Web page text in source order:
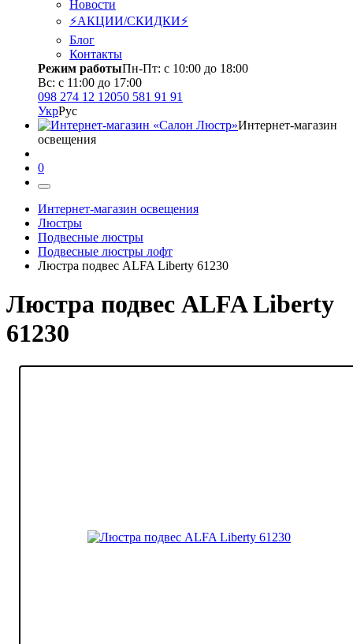
Новости
⚡АКЦИИ/СКИДКИ⚡
Блог
Контакты
Режим работыПн-Пт: с 10:00 до 18:00
Вс: с 11:00 до 17:00
098 274 12 12050 581 91 91
УкрРус
Интернет-магазин
освещения
0
Интернет-магазин освещения
Люстры
Подвесные люстры
Подвесные люстры лофт
Люстра подвес ALFA Liberty 61230
Люстра подвес ALFA Liberty
61230